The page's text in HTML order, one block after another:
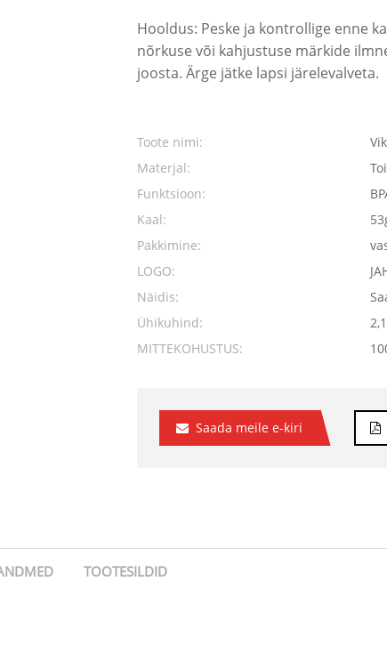
Hooldus: Peske ja kontrollige enne
nõrkuse või kahjustuse märkide
joosta. Ärge jätke lapsi järelevalveta.
Toote nimi:
Materjal:
Funktsioon:
Kaal:
Pakkimine:
LOGO:
Näidis:
Ühikuhind:
MITTEKOHUSTUS:
Saada meile e-kiri
TOOTESILDID